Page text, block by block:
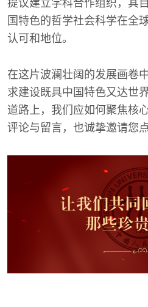
提议建立学科合作组织，其
国特色的哲学社会科学在全
认可和地位。
在这片波澜壮阔的发展画卷
求建设既具中国特色又达世
道路上，我们应如何聚焦核
评论与留言，也诚挚邀请您